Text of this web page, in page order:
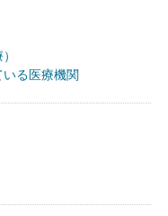
る医療機関